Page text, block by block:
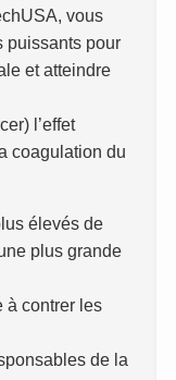
vous
puissants pour
et atteindre
l’effet
coagulation du
élevés de
plus grande
à contrer les
de la